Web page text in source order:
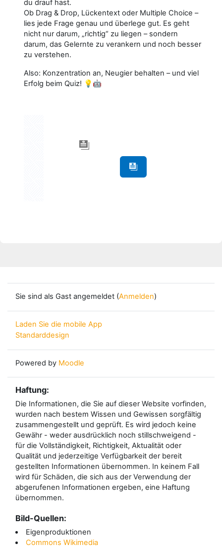
du drauf hast.
Ob Drag & Drop, Lückentext oder Multiple Choice –
lies jede Frage genau und überlege gut. Es geht
nicht nur darum, „richtig“ zu liegen – sondern
darum, das Gelernte zu verankern und noch besser
zu verstehen.
Also: Konzentration an, Neugier behalten – und viel
Erfolg beim Quiz! 💡🤖
Sie sind als Gast angemeldet (Anmelden)
Laden Sie die mobile App
Standarddesign
Powered by Moodle
Haftung:
Die Informationen, die Sie auf dieser Website vorfinden,
wurden nach bestem Wissen und Gewissen sorgfältig
zusammengestellt und geprüft. Es wird jedoch keine
Gewähr - weder ausdrücklich noch stillschweigend -
für die Vollständigkeit, Richtigkeit, Aktualität oder
Qualität und jederzeitige Verfügbarkeit der bereit
gestellten Informationen übernommen. In keinem Fall
wird für Schäden, die sich aus der Verwendung der
abgerufenen Informationen ergeben, eine Haftung
übernommen.
Bild-Quellen:
Eigenproduktionen
Commons Wikimedia